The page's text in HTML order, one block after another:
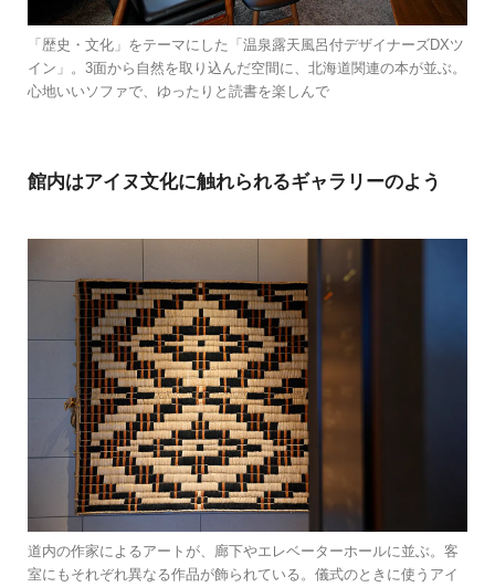
「歴史・文化」をテーマにした「温泉露天風呂付デザイナーズDXツ
イン」。3面から自然を取り込んだ空間に、北海道関連の本が並ぶ。
心地いいソファで、ゆったりと読書を楽しんで
館内はアイヌ文化に触れられるギャラリーのよう
道内の作家によるアートが、廊下やエレベーターホールに並ぶ。客
室にもそれぞれ異なる作品が飾られている。儀式のときに使うアイ